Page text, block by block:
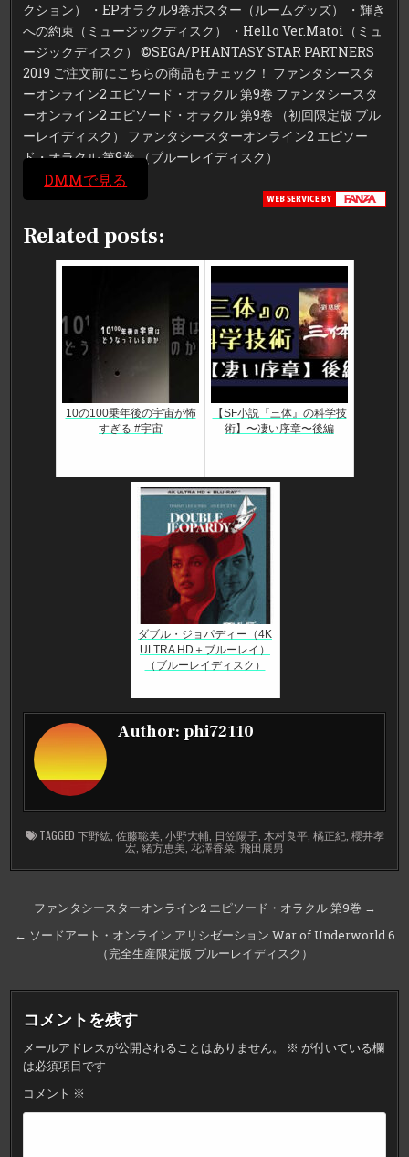
クション） ・EPオラクル9巻ポスター（ルームグッズ） ・輝き
への約束（ミュージックディスク） ・Hello Ver.Matoi（ミュ
ージックディスク） ©SEGA/PHANTASY STAR PARTNERS
2019 ご注文前にこちらの商品もチェック！ ファンタシースタ
ーオンライン2 エピソード・オラクル 第9巻 ファンタシースタ
ーオンライン2 エピソード・オラクル 第9巻 （初回限定版 ブル
ーレイディスク） ファンタシースターオンライン2 エピソー
ド・オラクル 第9巻 （ブルーレイディスク）
DMMで見る
Related posts:
10の100乗年後の宇宙が怖
すぎる #宇宙
【SF小説『三体』の科学技
術】〜凄い序章〜後編
ダブル・ジョパディー（4K
ULTRA HD＋ブルーレイ）
（ブルーレイディスク）
Author: phi72110
TAGGED 下野紘, 佐藤聡美, 小野大輔, 日笠陽子, 木村良平, 橘正紀, 櫻井孝
宏 ,緒方恵美,花澤香菜,飛田展男
投
稿
ビ
ゲ
ー
シ
ョ
ン
ファンタシースターオンライン2 エピソード・オラクル 第9巻 →
← ソードアート・オンライン アリシゼーション War of Underworld 6
（完全生産限定版 ブルーレイディスク）
コメントを残す
メールアドレスが公開されることはありません。 ※ が付いている欄
は必須項目です
コメント ※